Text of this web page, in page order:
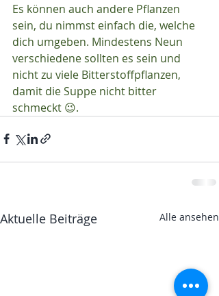
Es können auch andere Pflanzen
sein, du nimmst einfach die, welche
dich umgeben. Mindestens Neun
verschiedene sollten es sein und
nicht zu viele Bitterstoffpflanzen,
damit die Suppe nicht bitter
schmeckt 😉.
Aktuelle Beiträge Alle ansehen